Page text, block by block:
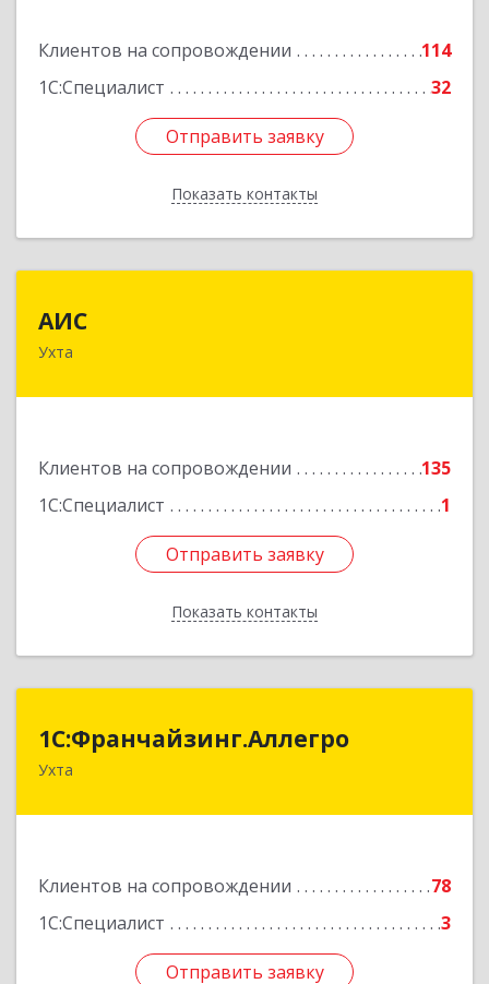
Клиентов на сопровождении
114
1С:Специалист
32
Отправить заявку
Показать контакты
Отправить заявку
Назад
АИС
Ухта
Клиентов на сопровождении
135
1С:Специалист
1
Отправить заявку
Показать контакты
169310, Коми Респ, Ухта г, Первомайская ул.,
Отправить заявку
Назад
1С:Франчайзинг.Аллегро
Ухта
Клиентов на сопровождении
78
1С:Специалист
3
Отправить заявку
1С:Франчайзинг.Аллегро
169304, Коми Респ, Ухта г, Чернова ул, дом №
Отправить заявку